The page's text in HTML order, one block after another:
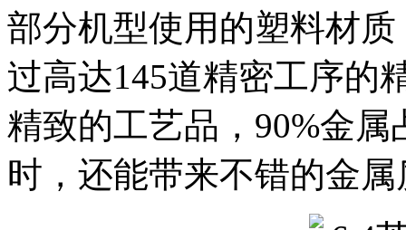
部分机型使用的塑料材
过高达145道精密工序的
精致的工艺品，90%金
时，还能带来不错的金属